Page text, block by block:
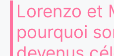
Lorenzo et
pourquoi